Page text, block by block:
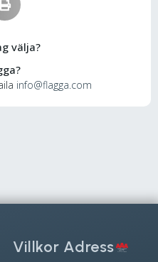
välja?
info@flagga.com
Adress
Villkor